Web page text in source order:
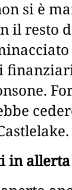
si è
il resto
in allerta